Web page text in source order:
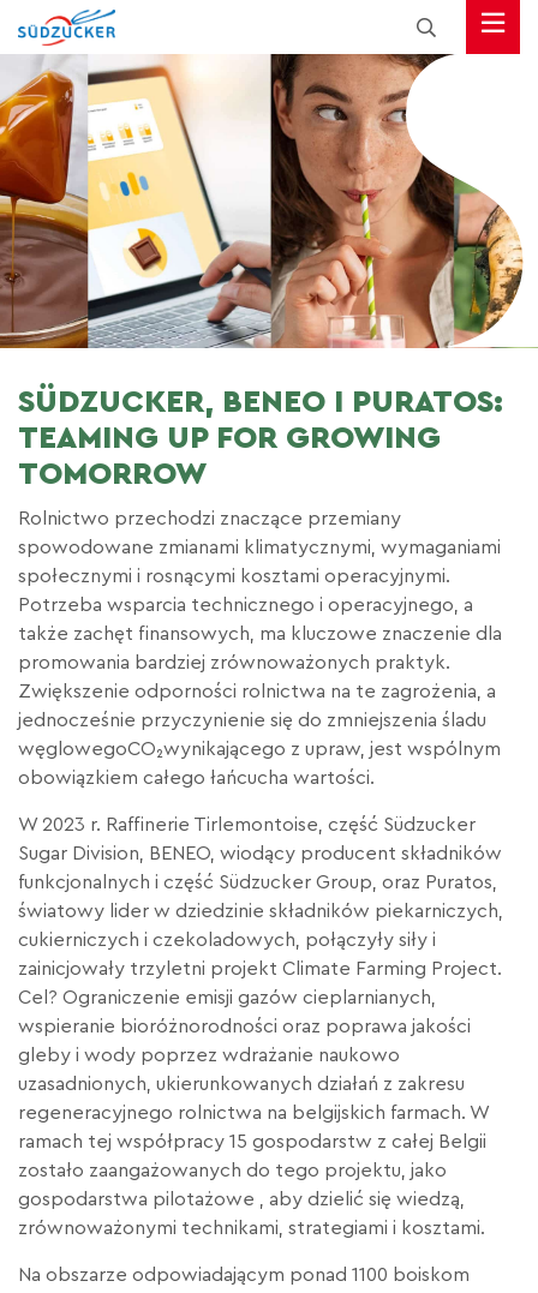
SÜDZUCKER, BENEO I PURATOS:
TEAMING UP FOR GROWING
TOMORROW
Rolnictwo przechodzi znaczące przemiany
spowodowane zmianami klimatycznymi, wymaganiami
społecznymi i rosnącymi kosztami operacyjnymi.
Potrzeba wsparcia technicznego i operacyjnego, a
także zachęt finansowych, ma kluczowe znaczenie dla
promowania bardziej zrównoważonych praktyk.
Zwiększenie odporności rolnictwa na te zagrożenia, a
jednocześnie przyczynienie się do zmniejszenia śladu
węglowegoCO₂wynikającego z upraw, jest wspólnym
obowiązkiem całego łańcucha wartości.
W 2023 r. Raffinerie Tirlemontoise, część Südzucker
Sugar Division, BENEO, wiodący producent składników
funkcjonalnych i część Südzucker Group, oraz Puratos,
światowy lider w dziedzinie składników piekarniczych,
cukierniczych i czekoladowych, połączyły siły i
zainicjowały trzyletni projekt Climate Farming Project.
Cel? Ograniczenie emisji gazów cieplarnianych,
wspieranie bioróżnorodności oraz poprawa jakości
gleby i wody poprzez wdrażanie naukowo
uzasadnionych, ukierunkowanych działań z zakresu
regeneracyjnego rolnictwa na belgijskich farmach. W
ramach tej współpracy 15 gospodarstw z całej Belgii
zostało zaangażowanych do tego projektu, jako
gospodarstwa pilotażowe , aby dzielić się wiedzą,
zrównoważonymi technikami, strategiami i kosztami.
Na obszarze odpowiadającym ponad 1100 boiskom